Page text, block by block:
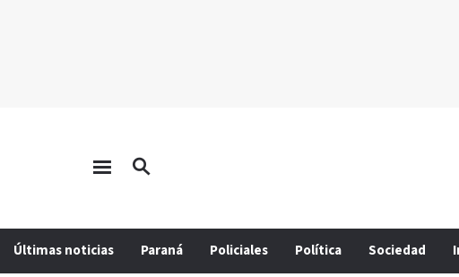
Últimas noticias Paraná Policiales Política Sociedad